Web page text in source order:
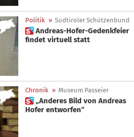
Politik » Südtiroler Schützenbund
 Andreas-Hofer-Gedenkfeier
findet virtuell statt
Chronik » Museum Passeier
 „Anderes Bild von Andreas
Hofer entworfen“